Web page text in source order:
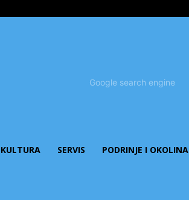
KULTURA SERVIS PODRINJE I OKOLINA